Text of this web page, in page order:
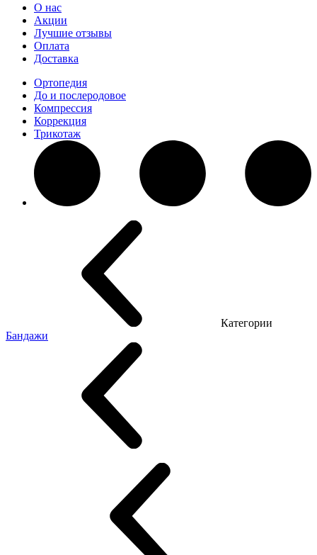
О нас
Акции
Лучшие отзывы
Оплата
Доставка
Ортопедия
До и послеродовое
Компрессия
Коррекция
Трикотаж
Категории
Бандажи